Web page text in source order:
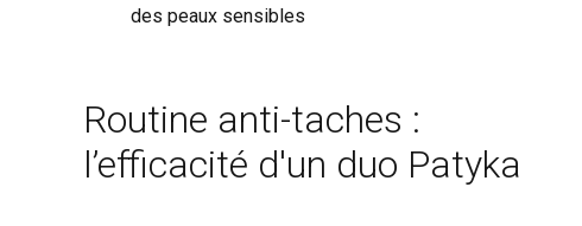
des peaux sensibles
Routine anti-taches :
l’efficacité d'un duo Patyka